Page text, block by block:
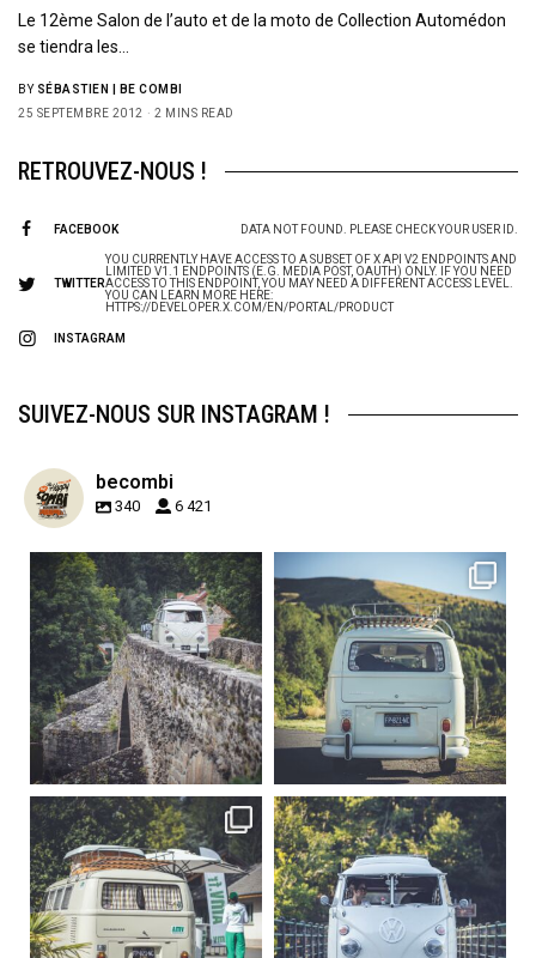
Le 12ème Salon de l’auto et de la moto de Collection Automédon
se tiendra les…
BY SÉBASTIEN | BE COMBI
25 SEPTEMBRE 2012
2 MINS READ
RETROUVEZ-NOUS !
FACEBOOK DATA NOT FOUND. PLEASE CHECK YOUR USER ID.
TWITTER
YOU CURRENTLY HAVE ACCESS TO A SUBSET OF X API V2 ENDPOINTS AND
LIMITED V1.1 ENDPOINTS (E.G. MEDIA POST, OAUTH) ONLY. IF YOU NEED
ACCESS TO THIS ENDPOINT, YOU MAY NEED A DIFFERENT ACCESS LEVEL.
YOU CAN LEARN MORE HERE:
HTTPS://DEVELOPER.X.COM/EN/PORTAL/PRODUCT
INSTAGRAM
SUIVEZ-NOUS SUR INSTAGRAM !
becombi
340 6 421
becombi
Sep 15
219
3
Sep 12
216
3
becombi becombi